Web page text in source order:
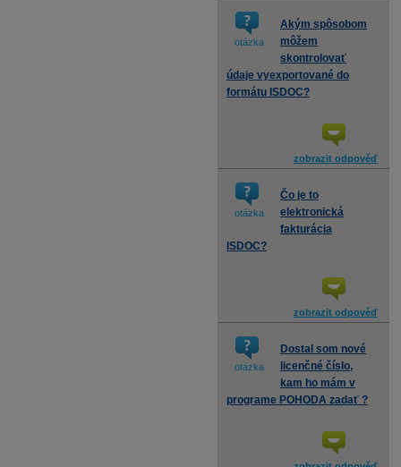
otázka
Akým spôsobom
môžem
skontrolovať
údaje vyexportované do
formátu ISDOC?
zobrazit odpověď
otázka
Čo je to
elektronická
fakturácia
ISDOC?
zobrazit odpověď
otázka
Dostal som nové
licenčné číslo,
kam ho mám v
programe POHODA zadať ?